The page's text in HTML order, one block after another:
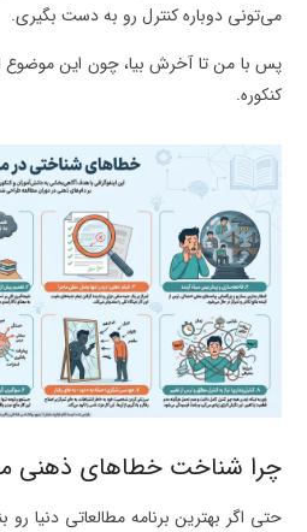
می‌تونی دوباره کنترل رو به دست بگیری.
پس با من تا آخرش بیا، چون این موضوع
کنکوره.
چرا شناخت خطاهای ذهنی
حتی اگر بهترین برنامه مطالعاتی دنیا